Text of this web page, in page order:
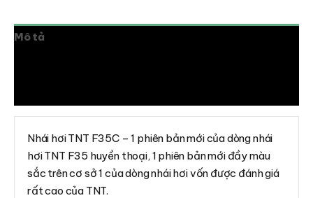
Mô tả
Nhái hơi TNT F35C – 1 phiên bản mới của dòng nhái
hơi TNT F35 huyền thoại, 1 phiên bản mới đầy màu
sắc trên cơ sở 1 của dòng nhái hơi vốn được đánh giá
rất cao của TNT.